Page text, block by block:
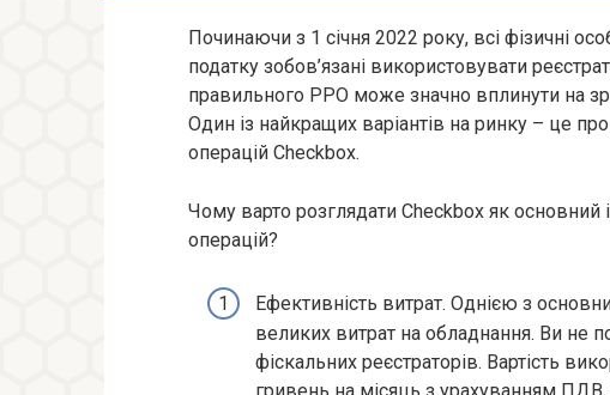
Починаючи з 1 січня 2022 року, всі фізичні
податку зобов’язані використовувати
правильного РРО може значно вплинути на
Один із найкращих варіантів на ринку – це
операцій Checkbox.
Чому варто розглядати Checkbox як основний
операцій?
Ефективність витрат. Однією з
великих витрат на обладнання. Ви не
фіскальних реєстраторів. Вартість